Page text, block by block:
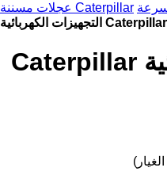
عجلات مسننة Caterpillar
التجهيزات الكهربائية Caterpillar